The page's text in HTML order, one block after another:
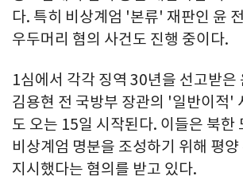
다. 특히 비상계엄 '본류' 재판인 윤
우두머리 혐의 사건도 진행 중이다.
1심에서 각각 징역 30년을 선고받은
김용현 전 국방부 장관의 '일반이적'
도 오는 15일 시작된다. 이들은 북한
비상계엄 명분을 조성하기 위해 평
지시했다는 혐의를 받고 있다.